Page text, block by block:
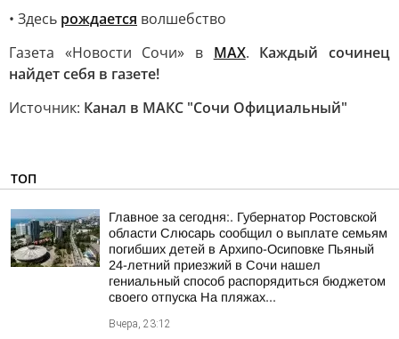
• Здесь рождается волшебство
Газета «Новости Сочи» в МАХ. Каждый сочинец
найдет себя в газете!
Источник: Канал в МАКС "Сочи Официальный"
ТОП
Главное за сегодня:. Губернатор Ростовской
области Слюсарь сообщил о выплате семьям
погибших детей в Архипо-Осиповке Пьяный
24-летний приезжий в Сочи нашел
гениальный способ распорядиться бюджетом
своего отпуска На пляжах...
Вчера, 23:12